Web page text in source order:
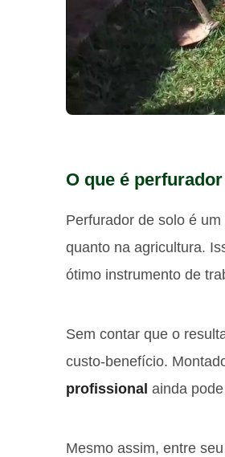
O que é
Perfurador de solo é
quanto na agricultura.
ótimo instrumento de
Sem contar que o
custo-benefício.
profissional ainda
Mesmo assim, entre